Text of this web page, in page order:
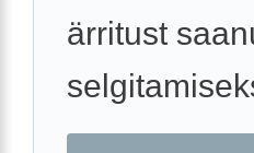
ärritust